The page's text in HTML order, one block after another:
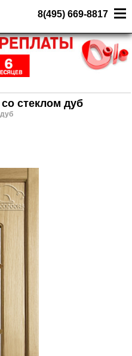
8(495) 669-8817
стеклом дуб